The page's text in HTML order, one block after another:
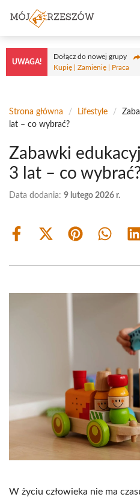
treści
UWAGA!
Dołącz do nowej grupy
Kupię | Zamienię | Praca
Strona główna / Lifestyle /
lat – co wybrać?
Zabawki
3 lat – co
Data dodania: 9 lutego 2026 r.
Share
Share
(Twitter)
Share Share
W życiu człowieka nie ma